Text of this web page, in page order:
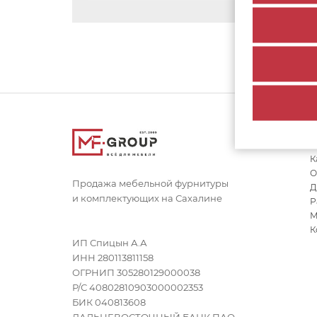
Продажа мебельной фурнитуры
и комплектующих на Сахалине
ИП Спицын А.А
ИНН 280113811158
ОГРНИП 305280129000038
Р/С 40802810903000002353
БИК 040813608